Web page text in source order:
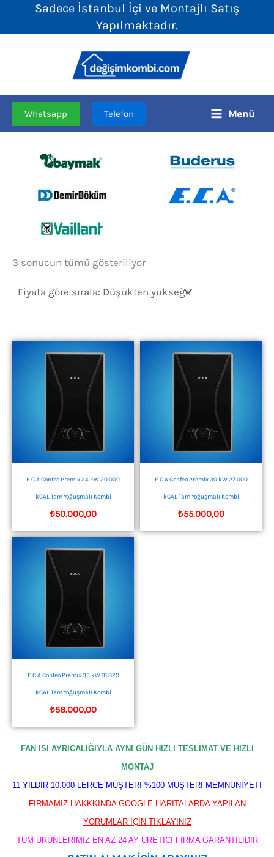
Sadece İstanbul İçi ve Montajlı Satış
Yapılmaktadır.
Whatsapp Telefon Menü
3 sonucun tümü gösteriliyorFiyata
düşükten
E.C.A Confeo Premix 24 kW 20.000
kCAL Tam Yoğuşmalı Kombi
₺50.000,00
E.C.A Confeo Premix 30 kW 27.000
kCAL Tam Yoğuşmalı Kombi
₺55.000,00
E.C.A Confeo Premix 35 kW 31.820
kCAL Tam Yoğuşmalı Kombi
₺58.000,00
FAN ISI AYRICALIĞIYLA AYNI GÜN HIZLI TESLİMAT VE HIZLI
MONTAJ
11 YILDIR 10.000 LERCE MÜŞTERİ %100 MÜŞTERİ MEMNUNİYETİ
FİRMAMIZ HAKKKINDA GOOGLE HARİTALARDA YAPILAN
YORUMLAR İÇİN TIKLAYINIZ
TÜM ÜRÜNLERİMİZ EN AZ 24 AY ÜRETİCİ FİRMA GARANTİLİDİR